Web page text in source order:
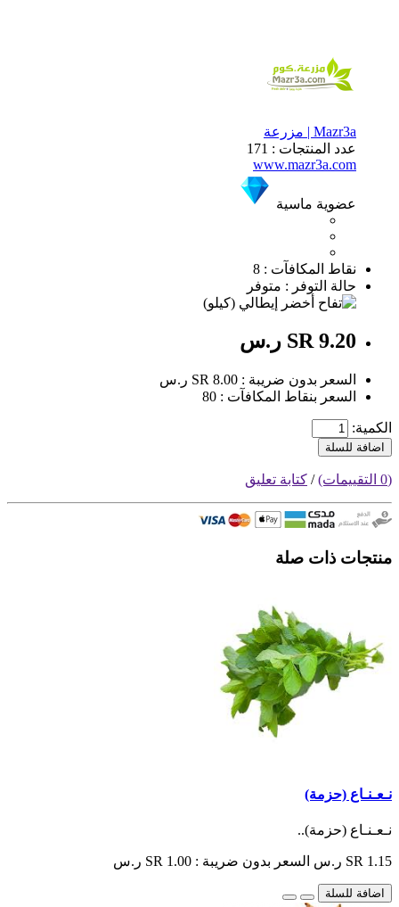
Mazr3a | مزرعة
عدد المنتجات : 171
www.mazr3a.com
عضوية ماسية
نقاط المكافآت : 8
حالة التوفر : متوفر
SR 9.20 ر.س
السعر بدون ضريبة : SR 8.00 ر.س
السعر بنقاط المكافآت : 80
الكمية:
اضافة للسلة
(0 التقييمات) / كتابة تعليق
منتجات ذات صلة
نـعـنـاع (حزمة)
نـعـنـاع (حزمة)..
SR 1.15 ر.س السعر بدون ضريبة : SR 1.00 ر.س
اضافة للسلة